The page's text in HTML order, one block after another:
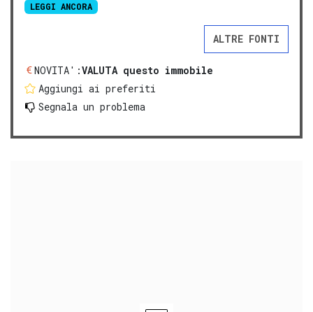
LEGGI ANCORA
ALTRE FONTI
NOVITA':VALUTA questo immobile
Aggiungi ai preferiti
Segnala un problema